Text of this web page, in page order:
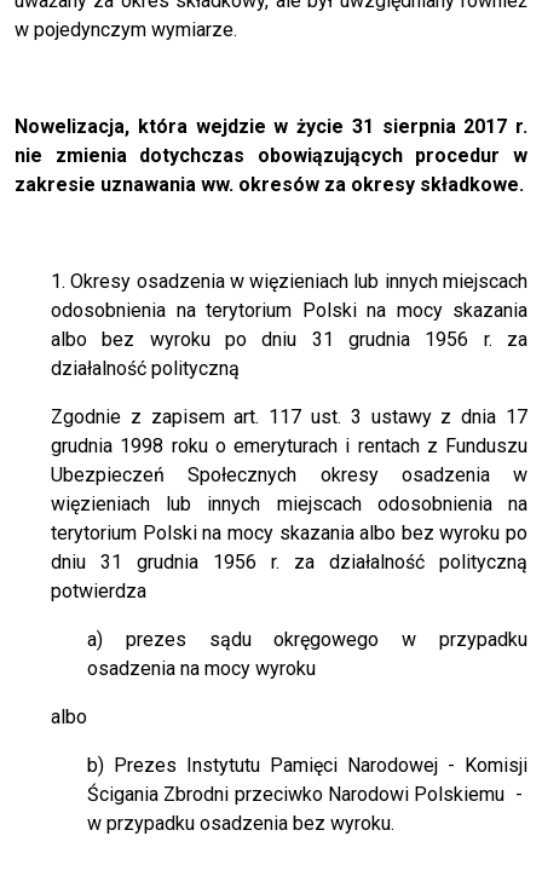
w pojedynczym wymiarze.
Nowelizacja, która wejdzie w życie 31 sierpnia 2017 r.
nie zmienia dotychczas obowiązujących procedur w
zakresie uznawania ww. okresów za okresy składkowe.
1. Okresy osadzenia w więzieniach lub innych miejscach
odosobnienia na terytorium Polski na mocy skazania
albo bez wyroku po dniu 31 grudnia 1956 r. za
działalność polityczną
Zgodnie z zapisem art. 117 ust. 3 ustawy z dnia 17
grudnia 1998 roku o emeryturach i rentach z Funduszu
Ubezpieczeń Społecznych okresy osadzenia w
więzieniach lub innych miejscach odosobnienia na
terytorium Polski na mocy skazania albo bez wyroku po
dniu 31 grudnia 1956 r. za działalność polityczną
potwierdza
a) prezes sądu okręgowego w przypadku
osadzenia na mocy wyroku
albo
b) Prezes Instytutu Pamięci Narodowej - Komisji
Ścigania Zbrodni przeciwko Narodowi Polskiemu -
w przypadku osadzenia bez wyroku.